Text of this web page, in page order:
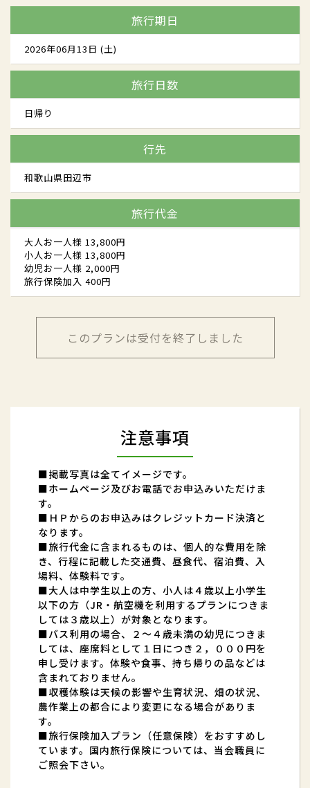
旅行期日
2026年06月13日 (土)
旅行日数
日帰り
行先
和歌山県田辺市
旅行代金
大人お一人様 13,800円
小人お一人様 13,800円
幼児お一人様 2,000円
旅行保険加入 400円
このプランは受付を終了しました
注意事項
■掲載写真は全てイメージです。
■ホームページ及びお電話でお申込みいただけま
す。
■ＨＰからのお申込みはクレジットカード決済と
なります。
■旅行代金に含まれるものは、個人的な費用を除
き、行程に記載した交通費、昼食代、宿泊費、入
場料、体験料です。
■大人は中学生以上の方、小人は４歳以上小学生
以下の方（JR・航空機を利用するプランにつきま
しては３歳以上）が対象となります。
■バス利用の場合、２～４歳未満の幼児につきま
しては、座席料として１日につき２，０００円を
申し受けます。体験や食事、持ち帰りの品などは
含まれておりません。
■収穫体験は天候の影響や生育状況、畑の状況、
農作業上の都合により変更になる場合がありま
す。
■旅行保険加入プラン（任意保険）をおすすめし
ています。国内旅行保険については、当会職員に
ご照会下さい。